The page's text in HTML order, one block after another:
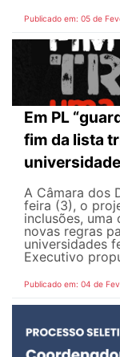
Publicado em: 05 de
Em PL
fim da lista
A Câmara dos
feira (3), o
inclusões,
novas regras
universidades
Executivo
Publicado em: 04 de